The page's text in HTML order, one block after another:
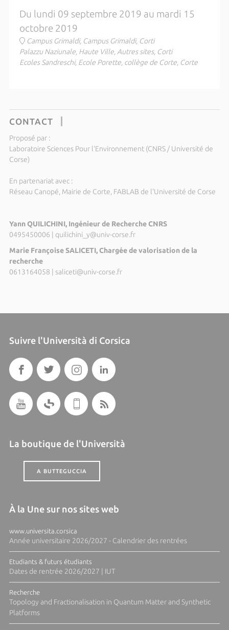
Du lundi 09 septembre 2019 au mardi 15
octobre 2019
Campus Grimaldi, Campus Grimaldi, Corti
Palazzu Naziunale, Haute Ville, Autres sites, Corti
Ecoles Sandreschi, Ecole Porette, collège de Corte, Corte
CONTACT
Proposé par :
Laboratoire Sciences Pour l'Environnement (CNRS / Université de
Corse)
En partenariat avec :
Réseau Canopé, Mairie de Corte, FABLAB de l'Université de Corse
Yann QUILICHINI, Ingénieur de Recherche CNRS
0495450006
quilichini_y@univ-corse.fr
Marie Françoise SALICETI, Chargée de valorisation de la
recherche
0613164058
saliceti@univ-corse.fr
Suivre l'Università di Corsica
La boutique de l'Università
A BUTTEGUCCIA
À la Une sur nos sites web
www.universita.corsica
Année universitaire 2026/2027 - Calendrier des rentrées
Etudiants & futurs étudiants
Dates de rentrée 2026/2027 | IUT
Recherche
Topology and Fractionalisation in Quantum Matter and Synthetic
Platforms